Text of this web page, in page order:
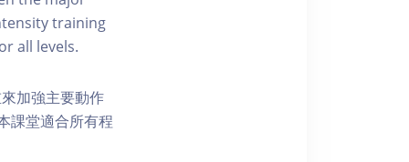
training
all levels.
加強主要動作
課堂適合所有程